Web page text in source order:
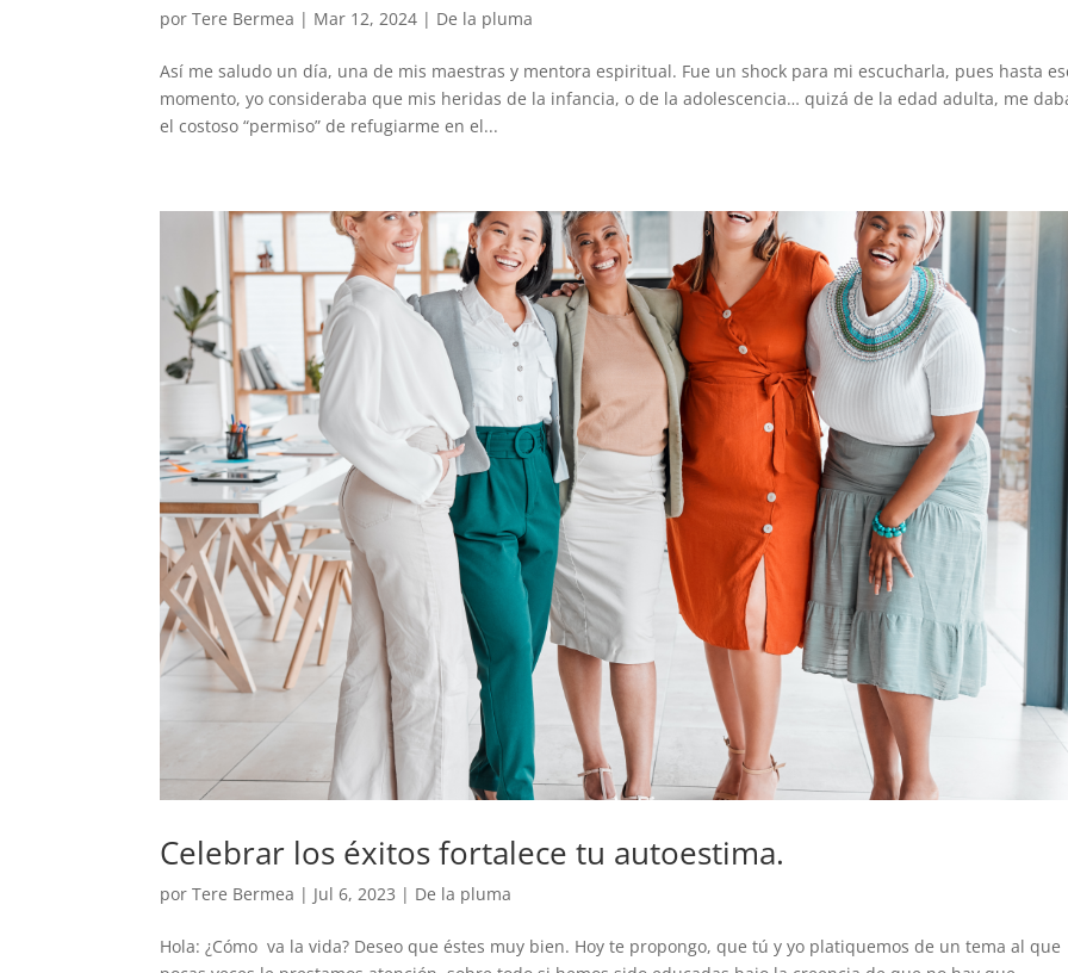
porTere Bermea | Mar 12, 2024 | De la pluma
Así me saludo un día, una de mis maestras y mentora espiritual. Fue un shock para mi escucharla, pues hasta
momento, yo consideraba que mis heridas de la infancia, o de la adolescencia… quizá de la edad adulta, me
el costoso “permiso” de refugiarme en el...
Celebrar los éxitos fortalece tu autoestima.
porTere Bermea | Jul 6, 2023 | De la pluma
Hola: ¿Cómo va la vida? Deseo que éstes muy bien. Hoy te propongo, que tú y yo platiquemos de un tema al que